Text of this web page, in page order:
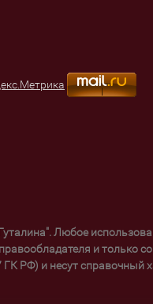
Любое
и только
РФ) и несут справочный